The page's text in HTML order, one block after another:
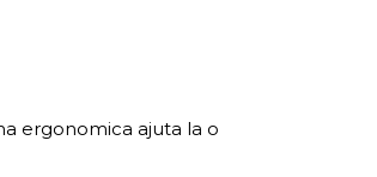
ergonomica ajuta la o